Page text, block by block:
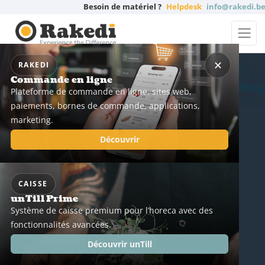
Besoin de matériel ? Helpdesk info@rakedi.be
RAKEDI
Commande en ligne
Plateforme de commande en ligne, sites web,
paiements, bornes de commande, applications,
marketing.
Découvrir
CAISSE
unTill Prime
Système de caisse premium pour l’horeca avec des
fonctionnalités avancées.
Découvrir unTill
✕